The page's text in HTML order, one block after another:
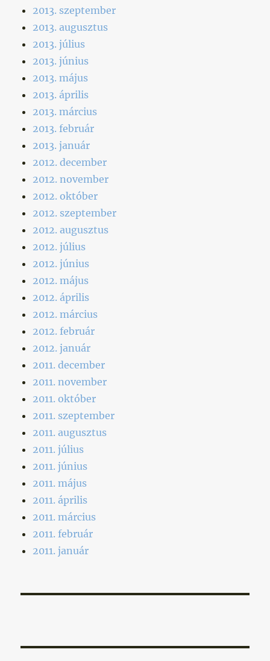
2013. szeptember
2013. augusztus
2013. július
2013. június
2013. május
2013. április
2013. március
2013. február
2013. január
2012. december
2012. november
2012. október
2012. szeptember
2012. augusztus
2012. július
2012. június
2012. május
2012. április
2012. március
2012. február
2012. január
2011. december
2011. november
2011. október
2011. szeptember
2011. augusztus
2011. július
2011. június
2011. május
2011. április
2011. március
2011. február
2011. január